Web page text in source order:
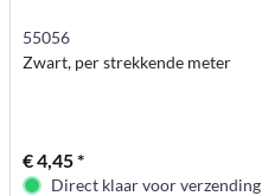
55056
Zwart, per strekkende meter
€ 4,45 *
Direct klaar voor verzending